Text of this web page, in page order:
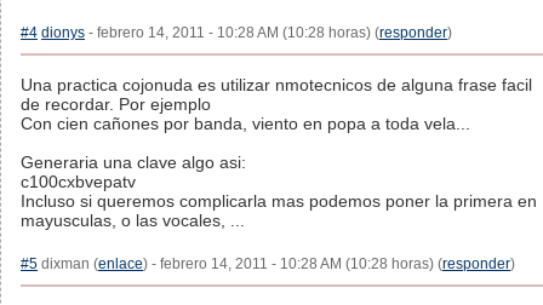
#4 dionys - febrero 14, 2011 - 10:28 AM (10:28 horas) (responder)
Una practica cojonuda es utilizar nmotecnicos de alguna frase facil
de recordar. Por ejemplo
Con cien cañones por banda, viento en popa a toda vela...
Generaria una clave algo asi:
c100cxbvepatv
Incluso si queremos complicarla mas podemos poner la primera en
mayusculas, o las vocales, ...
#5 dixman (enlace) - febrero 14, 2011 - 10:28 AM (10:28 horas) (responder)